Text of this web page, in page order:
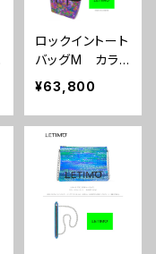
ロックイントート
バッグM カラ
ー/リーフスパー
プル ■配送ま
で約１か月
¥63,800